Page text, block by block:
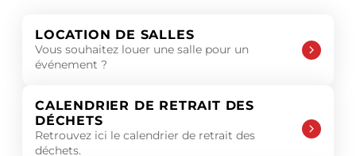
LOCATION DE SALLES
Vous souhaitez louer une salle pour un
événement ?
CALENDRIER DE RETRAIT DES
DÉCHETS
Retrouvez ici le calendrier de retrait des
déchets.